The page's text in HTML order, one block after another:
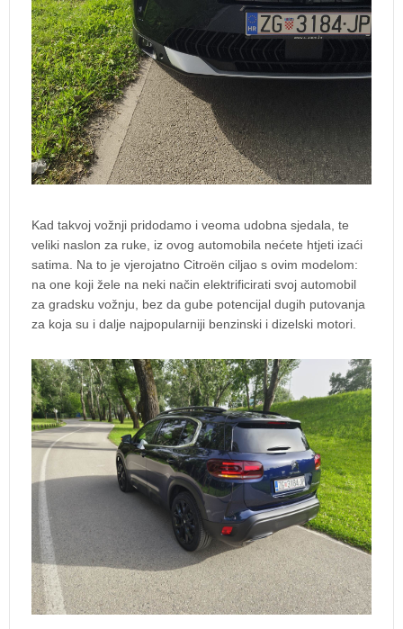
Kad takvoj vožnji pridodamo i veoma udobna sjedala, te
veliki naslon za ruke, iz ovog automobila nećete htjeti izaći
satima. Na to je vjerojatno Citroën ciljao s ovim modelom:
na one koji žele na neki način elektrificirati svoj automobil
za gradsku vožnju, bez da gube potencijal dugih putovanja
za koja su i dalje najpopularniji benzinski i dizelski motori.